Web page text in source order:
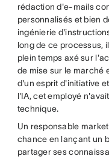
rédaction d'e-mails
personnalisés et bien
ingénierie
long de ce processus,
plein temps axé sur
de mise sur le marché
d'un esprit d'initiative
l'IA, cet employé
technique.
Un responsable
chance en lançant un
partager ses